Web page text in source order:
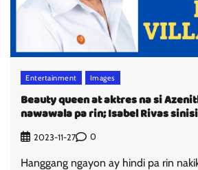
Entertainment Images
Beauty queen at aktres na si
nawawala pa rin; Isabel Rivas
2023-11-27 0
Hanggang ngayon ay hindi pa rin